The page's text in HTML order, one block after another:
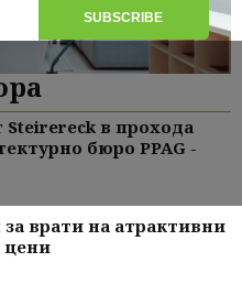
Steirereck в прохода
бюро PPAG -
врати на атрактивни